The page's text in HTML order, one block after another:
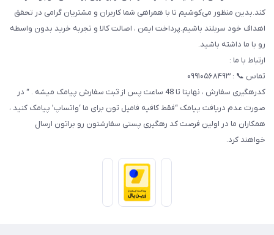
کند.بدین منظور می‌کوشیم تا با همراهی شما کاربران و مشتریان گرامی در تحقق
اهداف خود سربلند باشیم.پرداخت ایمن ، اصالت کالا و تجربه خرید بدون واسطه
رو با ما داشته باشید.
ارتباط با ما :
تماس 📞 : ۰۹۹۱۰۵۶۸۴۹۳
کدرهگیری سفارش ، نهایتا تا 48 ساعت پس از ثبت سفارش پیامک میشه . “ در
صورت عدم دریافت پیامک “فقط کافیه فامیل تون برای ما ‘واتساپ’ پیامک کنید ،
همکاران ما در اولین فرصت کد رهگیری پستی سفارشتون رو براتون ارسال
خواهند کرد.